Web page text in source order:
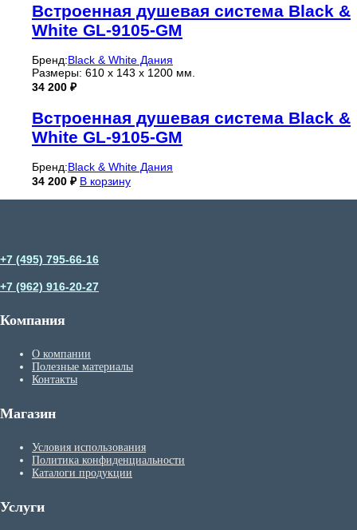
Встроенная душевая система Black &
White GL-9105-GM
Бренд:Black & White Дания
Размеры: 610 x 143 x 1200 мм.
34 200 ₽
Встроенная душевая система Black &
White GL-9105-GM
Бренд:Black & White Дания
34 200 ₽ В корзину
+7 (495) 795-66-16
+7 (962) 916-20-27
Компания
О компании
Полезные материалы
Контакты
Магазин
Условия использования
Политика конфиденциальности
Каталоги продукции
Услуги